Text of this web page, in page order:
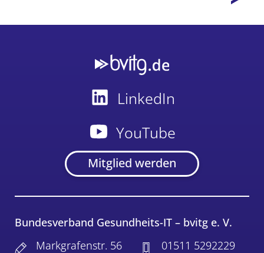
LinkedIn
YouTube
Mitglied werden
Bundesverband Gesundheits-IT – bvitg e. V.
Markgrafenstr. 56
01511 5292229